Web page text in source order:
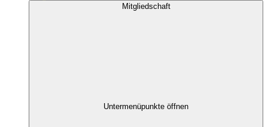
Mitgliedschaft
Untermenüpunkte öffnen